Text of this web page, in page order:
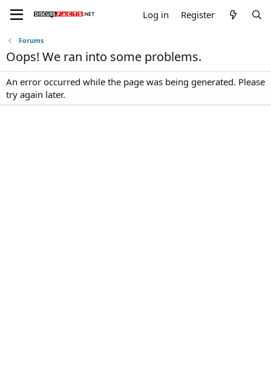
Log in Register
Forums
Oops! We ran into some problems.
An error occurred while the page was being generated. Please
try again later.